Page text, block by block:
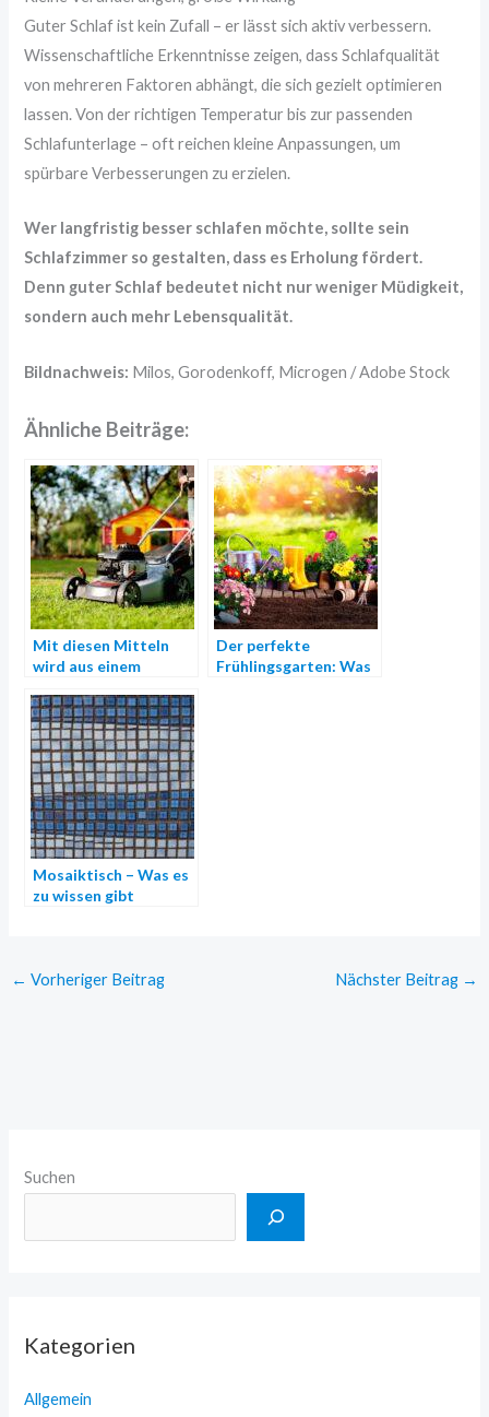
Guter Schlaf ist kein Zufall – er lässt sich aktiv verbessern.
Wissenschaftliche Erkenntnisse zeigen, dass Schlafqualität
von mehreren Faktoren abhängt, die sich gezielt optimieren
lassen. Von der richtigen Temperatur bis zur passenden
Schlafunterlage – oft reichen kleine Anpassungen, um
spürbare Verbesserungen zu erzielen.
Wer langfristig besser schlafen möchte, sollte sein
Schlafzimmer so gestalten, dass es Erholung fördert.
Denn guter Schlaf bedeutet nicht nur weniger Müdigkeit,
sondern auch mehr Lebensqualität.
Bildnachweis: Milos, Gorodenkoff, Microgen / Adobe Stock
Ähnliche Beiträge:
Mit diesen Mitteln
wird aus einem
eine heimische Oase
Der perfekte
Frühlingsgarten: Was
Mosaiktisch – Was es
zu wissen gibt
← Vorheriger Beitrag Nächster Beitrag →
Suchen
Kategorien
Allgemein